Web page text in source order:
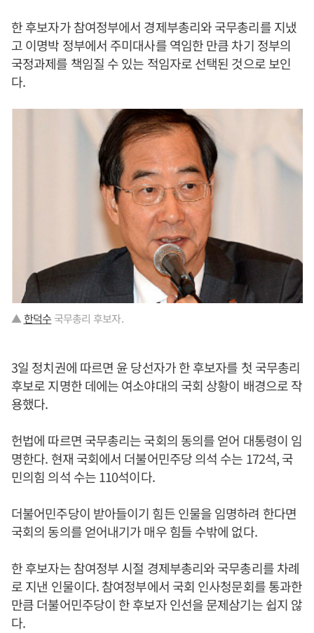
한 후보자가 참여정부에서 경제부총리와 국무총리를 지냈
고 이명박 정부에서 주미대사를 역임한 만큼 차기 정부의
국정과제를 책임질 수 있는 적임자로 선택된 것으로 보인
다.
▲한덕수 국무총리 후보자.
3일 정치권에 따르면 윤 당선자가 한 후보자를 첫 국무총리
후보로 지명한 데에는 여소야대의 국회 상황이 배경으로 작
용했다.
헌법에 따르면 국무총리는 국회의 동의를 얻어 대통령이 임
명한다. 현재 국회에서 더불어민주당 의석 수는 172석, 국
민의힘 의석 수는 110석이다.
더불어민주당이 받아들이기 힘든 인물을 임명하려 한다면
국회의 동의를 얻어내기가 매우 힘들 수밖에 없다.
한 후보자는 참여정부 시절 경제부총리와 국무총리를 차례
로 지낸 인물이다. 참여정부에서 국회 인사청문회를 통과한
만큼 더불어민주당이 한 후보자 인선을 문제삼기는 쉽지 않
다.